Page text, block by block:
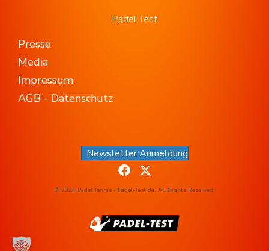
Padel Test
Presse
Media
Impressum
AGB - Datenschutz
Newsletter Anmeldung
© 2024 Padel Tennis - Padel-Test.de. All Rights Reserved.